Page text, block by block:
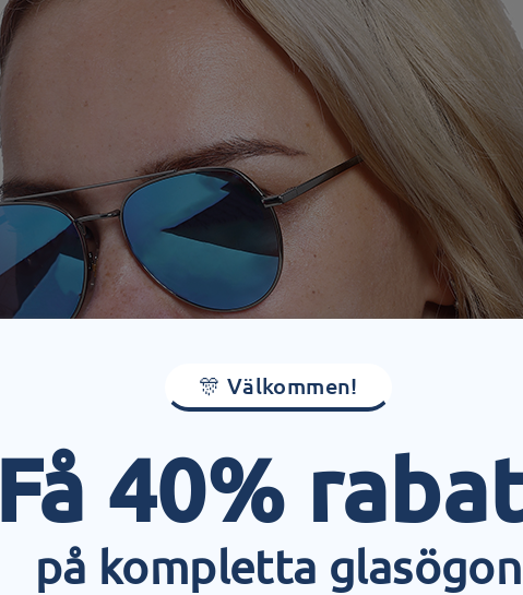
🎊 Välkommen!
Få 40%
på kompletta glasögon